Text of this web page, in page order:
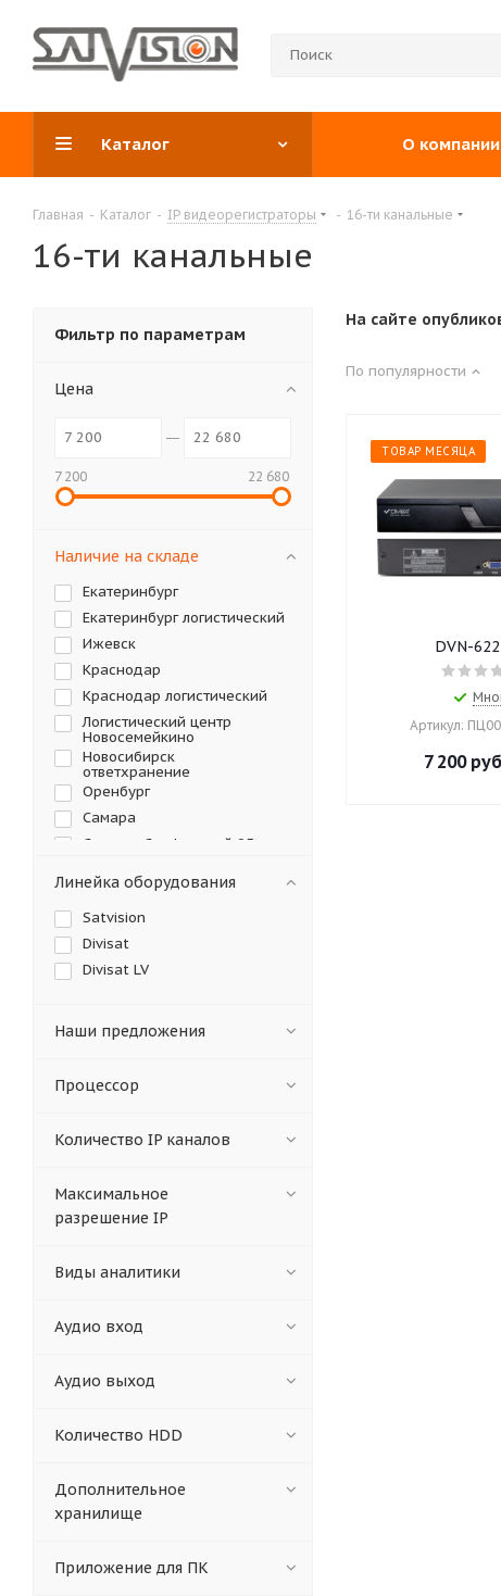
Каталог О компании
Главная - Каталог - IP видеорегистраторы - 16-ти канальные
16-ти канальные
На сайте
По популярности
ТОВАР МЕСЯЦА
DVN-
Артикул:
7 200
Фильтр по параметрам
Цена
7 200 22 680
Наличие на складе
Екатеринбург
Екатеринбург логистический
Ижевск
Краснодар
Краснодар логистический
Логистический центр
Новосемейкино
Новосибирск
ответхранение
Оренбург
Самара
Самара, Санфировой 95
Симферополь
Тольятти
Ульяновск
Уфа
Ярославль
Линейка оборудования
Satvision
Divisat
Divisat LV
Наши предложения
Процессор
Количество IP каналов
Максимальное
разрешение IP
Виды аналитики
Аудио вход
Аудио выход
Количество HDD
Дополнительное
хранилище
Приложение для ПК